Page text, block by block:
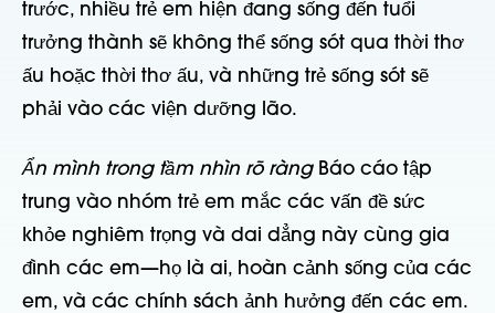
trước, nhiều trẻ em hiện đang sống đến tuổi
trưởng thành sẽ không thể sống sót qua thời thơ
ấu hoặc thời thơ ấu, và những trẻ sống sót sẽ
phải vào các viện dưỡng lão.
Ẩn mình trong tầm nhìn rõ ràngBáo cáo tập
trung vào nhóm trẻ em mắc các vấn đề sức
khỏe nghiêm trọng và dai dẳng này cùng gia
đình các em—họ là ai, hoàn cảnh sống của các
em, và các chính sách ảnh hưởng đến các em.